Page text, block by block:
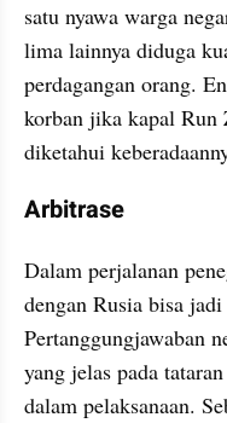
satu nyawa warga
lima lainnya diduga
perdagangan orang.
korban jika kapal Run
diketahui
Arbitrase
Dalam perjalanan
dengan Rusia bisa
Pertanggungjawaban
yang jelas pada
dalam pelaksanaan.